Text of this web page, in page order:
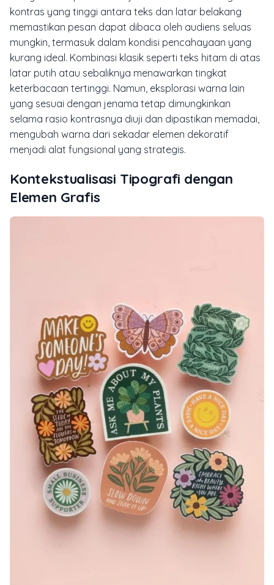
kontras yang tinggi antara teks dan latar belakang
memastikan pesan dapat dibaca oleh audiens seluas
mungkin, termasuk dalam kondisi pencahayaan yang
kurang ideal. Kombinasi klasik seperti teks hitam di atas
latar putih atau sebaliknya menawarkan tingkat
keterbacaan tertinggi. Namun, eksplorasi warna lain
yang sesuai dengan jenama tetap dimungkinkan
selama rasio kontrasnya diuji dan dipastikan memadai,
mengubah warna dari sekadar elemen dekoratif
menjadi alat fungsional yang strategis.
Kontekstualisasi Tipografi dengan
Elemen Grafis